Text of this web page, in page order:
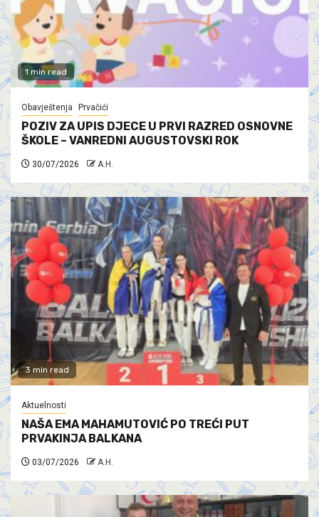
1 min read
Obavještenja Prvačići
POZIV ZA UPIS DJECE U PRVI RAZRED OSNOVNE
ŠKOLE – VANREDNI AUGUSTOVSKI ROK
30/07/2026 A.H.
3 min read
Aktuelnosti
NAŠA EMA MAHAMUTOVIĆ PO TREĆI PUT
PRVAKINJA BALKANA
03/07/2026 A.H.